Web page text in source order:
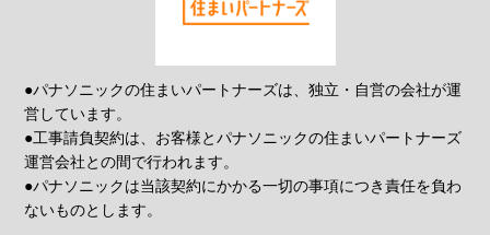
●パナソニックの住まいパートナーズは、独立・自営の会社が運
営しています。
●工事請負契約は、お客様とパナソニックの住まいパートナーズ
運営会社との間で行われます。
●パナソニックは当該契約にかかる一切の事項につき責任を負わ
ないものとします。